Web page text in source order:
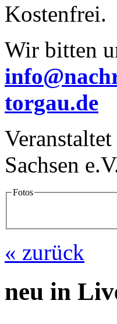
Kostenfrei.
Wir bitten
torgau.de
Sachsen
Fotos
« zurück
neu in